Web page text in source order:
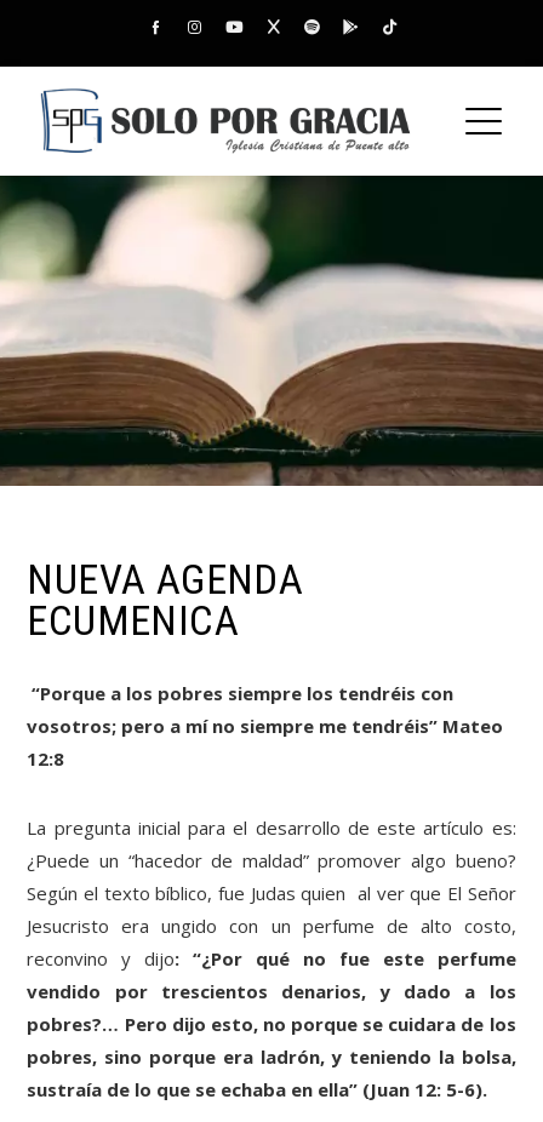
NUEVA AGENDA
ECUMENICA
“Porque a los pobres siempre los tendréis con
vosotros; pero a mí no siempre me tendréis” Mateo
12:8
La pregunta inicial para el desarrollo de este artículo es:
¿Puede un “hacedor de maldad” promover algo bueno?
Según el texto bíblico, fue Judas quien al ver que El Señor
Jesucristo era ungido con un perfume de alto costo,
reconvino y dijo: “¿Por qué no fue este perfume
vendido por trescientos denarios, y dado a los
pobres?… Pero dijo esto, no porque se cuidara de los
pobres, sino porque era ladrón, y teniendo la bolsa,
sustraía de lo que se echaba en ella” (Juan 12: 5-6).